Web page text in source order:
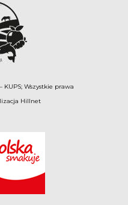
Wszystkie prawa
Hillnet